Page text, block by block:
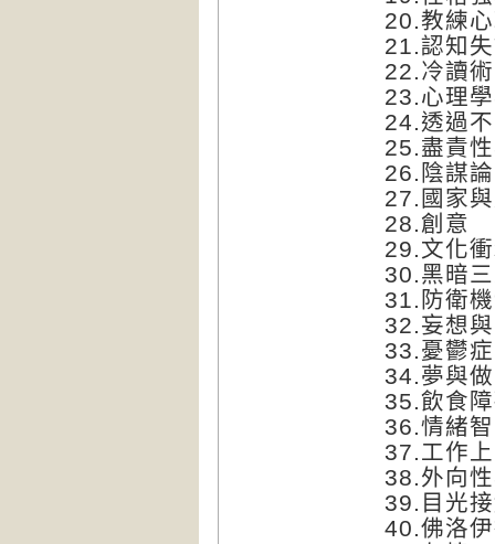
20.教練
21.認知
22.冷讀
23.心理
24.透過
25.盡責
26.陰謀論
27.國家
28.創意
29.文化
30.黑暗
31.防衛
32.妄想
33.憂鬱
34.夢與
35.飲食
36.情緒
37.工作
38.外向
39.目光
40.佛洛